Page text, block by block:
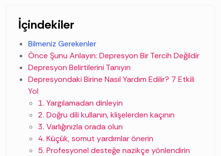
İçindekiler
Bilmeniz Gerekenler
Önce Şunu Anlayın: Depresyon Bir Tercih Değildir
Depresyon Belirtilerini Tanıyın
Depresyondaki Birine Nasıl Yardım Edilir? 7 Etkili
Yol
1. Yargılamadan dinleyin
2. Doğru dili kullanın, klişelerden kaçının
3. Varlığınızla orada olun
4. Küçük, somut yardımlar önerin
5. Profesyonel desteğe nazikçe yönlendirin